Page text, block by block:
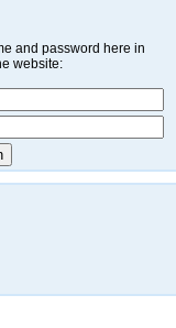
and password here in
website: